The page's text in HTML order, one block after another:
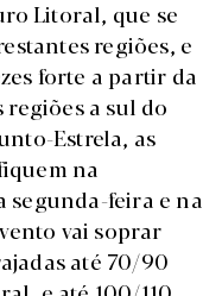
Litoral, que se
regiões, e
forte a partir da
a sul do
Estrela, as
na
segunda-feira e na
vai soprar
até 70/90